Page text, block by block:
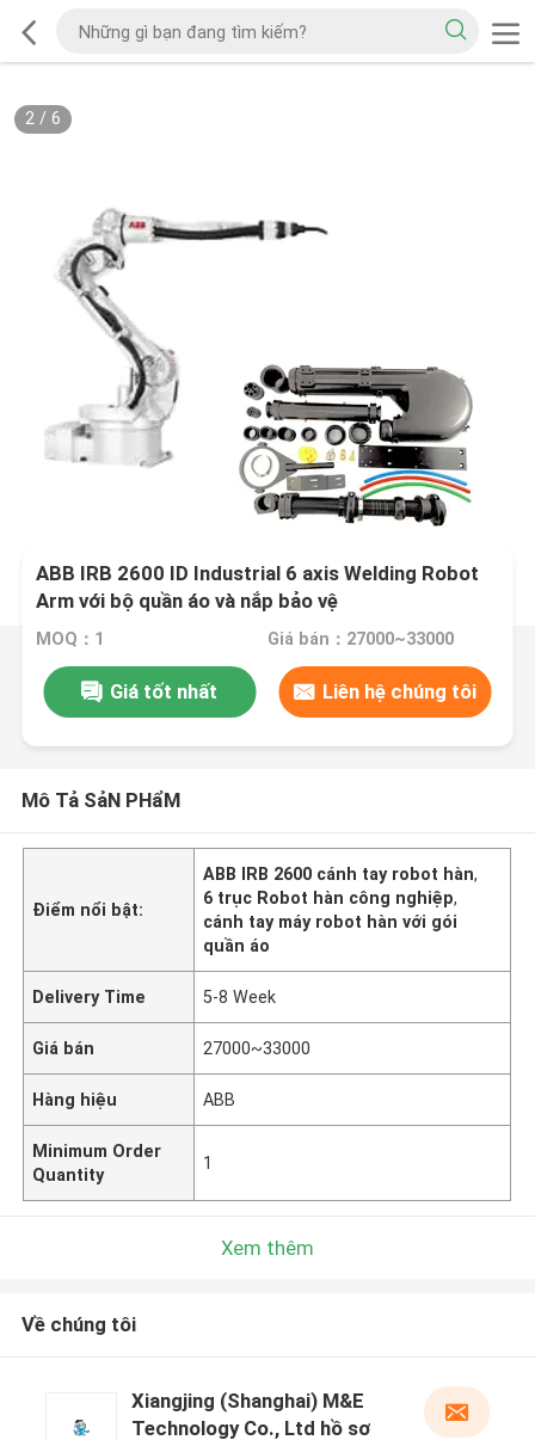
2/ 6
ABB IRB 2600 ID Industrial 6 axis Welding Robot
Arm với bộ quần áo và nắp bảo vệ
MOQ：1 Giá bán：27000~33000
Giá tốt nhất Liên hệ chúng tôi
Mô Tả SảN PHẩM
Điểm nổi bật:
ABB IRB 2600 cánh tay robot hàn,
6 trục Robot hàn công nghiệp,
cánh tay máy robot hàn với gói
quần áo
Delivery Time 5-8 Week
Giá bán 27000~33000
Hàng hiệu ABB
Minimum Order
Quantity
1
Xem thêm
Về chúng tôi
Xiangjing (Shanghai) M&E
Technology Co., Ltd hồ sơ